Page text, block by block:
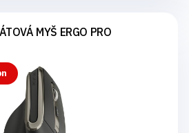
MYŠ ERGO PRO